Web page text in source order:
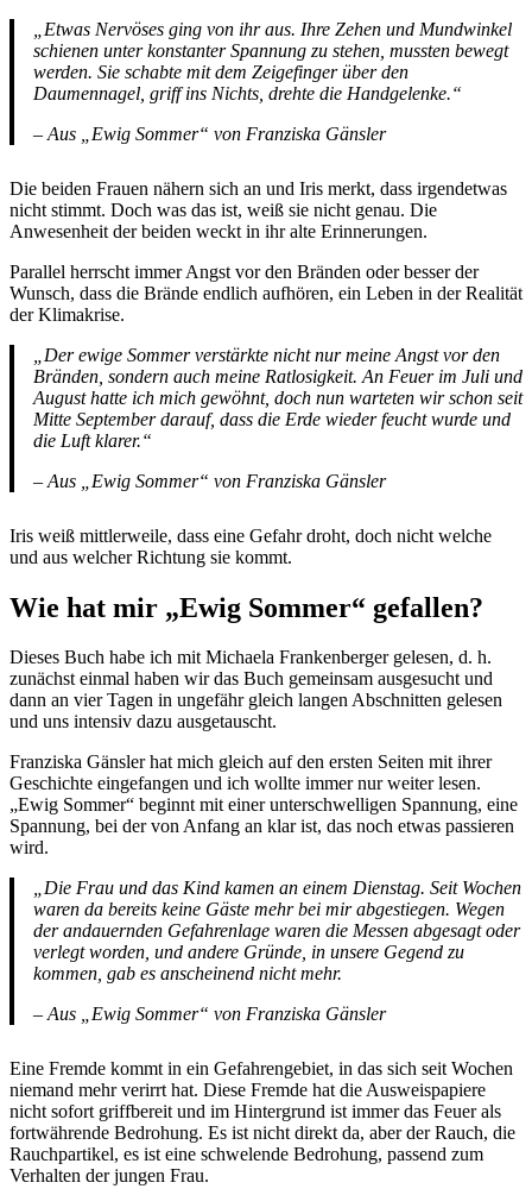
„Etwas Nervöses ging von ihr aus. Ihre Zehen und Mundwinkel
schienen unter konstanter Spannung zu stehen, mussten bewegt
werden. Sie schabte mit dem Zeigefinger über den
Daumennagel, griff ins Nichts, drehte die Handgelenke.“
– Aus „Ewig Sommer“ von Franziska Gänsler
Die beiden Frauen nähern sich an und Iris merkt, dass irgendetwas
nicht stimmt. Doch was das ist, weiß sie nicht genau. Die
Anwesenheit der beiden weckt in ihr alte Erinnerungen.
Parallel herrscht immer Angst vor den Bränden oder besser der
Wunsch, dass die Brände endlich aufhören, ein Leben in der Realität
der Klimakrise.
„Der ewige Sommer verstärkte nicht nur meine Angst vor den
Bränden, sondern auch meine Ratlosigkeit. An Feuer im Juli und
August hatte ich mich gewöhnt, doch nun warteten wir schon seit
Mitte September darauf, dass die Erde wieder feucht wurde und
die Luft klarer.“
– Aus „Ewig Sommer“ von Franziska Gänsler
Iris weiß mittlerweile, dass eine Gefahr droht, doch nicht welche
und aus welcher Richtung sie kommt.
Wie hat mir „Ewig Sommer“ gefallen?
Dieses Buch habe ich mit Michaela Frankenberger gelesen, d. h.
zunächst einmal haben wir das Buch gemeinsam ausgesucht und
dann an vier Tagen in ungefähr gleich langen Abschnitten gelesen
und uns intensiv dazu ausgetauscht.
Franziska Gänsler hat mich gleich auf den ersten Seiten mit ihrer
Geschichte eingefangen und ich wollte immer nur weiter lesen.
„Ewig Sommer“ beginnt mit einer unterschwelligen Spannung, eine
Spannung, bei der von Anfang an klar ist, das noch etwas passieren
wird.
„Die Frau und das Kind kamen an einem Dienstag. Seit Wochen
waren da bereits keine Gäste mehr bei mir abgestiegen. Wegen
der andauernden Gefahrenlage waren die Messen abgesagt oder
verlegt worden, und andere Gründe, in unsere Gegend zu
kommen, gab es anscheinend nicht mehr.
– Aus „Ewig Sommer“ von Franziska Gänsler
Eine Fremde kommt in ein Gefahrengebiet, in das sich seit Wochen
niemand mehr verirrt hat. Diese Fremde hat die Ausweispapiere
nicht sofort griffbereit und im Hintergrund ist immer das Feuer als
fortwährende Bedrohung. Es ist nicht direkt da, aber der Rauch, die
Rauchpartikel, es ist eine schwelende Bedrohung, passend zum
Verhalten der jungen Frau.